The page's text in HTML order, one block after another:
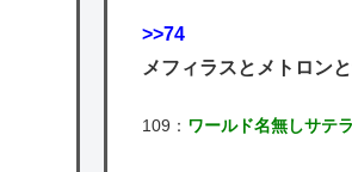
>>74
メフィラスとメトロン
109： ワールド名無しサテ